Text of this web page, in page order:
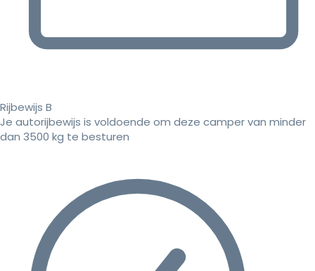
Rijbewijs B
Je autorijbewijs is voldoende om deze camper van minder
dan 3500 kg te besturen